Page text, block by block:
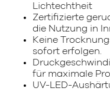
Lichtechtheit
Zertifizierte
die Nutzung in
Keine
sofort erfolgen.
für maximale
UV-LED-